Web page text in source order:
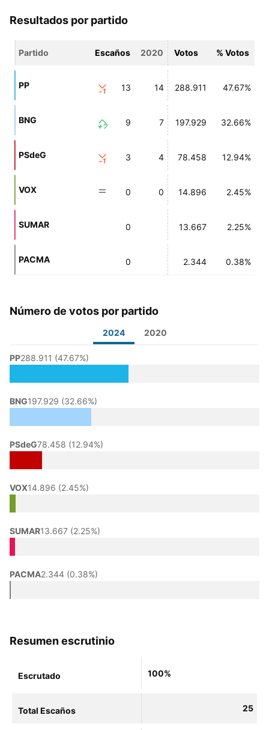
Resultados por partido
Partido Escaños 2020 Votos % Votos
PP
-1 13 14 288.911 47.67%
BNG
+2 9 7 197.929 32.66%
PSdeG
-1 3 4 78.458 12.94%
VOX 0 0 14.896 2.45%
SUMAR 0 13.667 2.25%
PACMA 0 2.344 0.38%
Número de votos por partido
2024 2020
PP288.911 (47.67%)
BNG197.929 (32.66%)
PSdeG78.458 (12.94%)
VOX14.896 (2.45%)
SUMAR13.667 (2.25%)
PACMA2.344 (0.38%)
Resumen escrutinio
Escrutado 100%
Total Escaños 25